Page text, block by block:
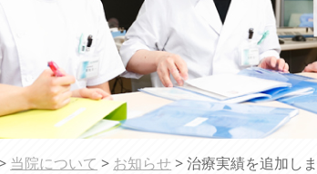
当院について > お知らせ > 治療実績を追加しま